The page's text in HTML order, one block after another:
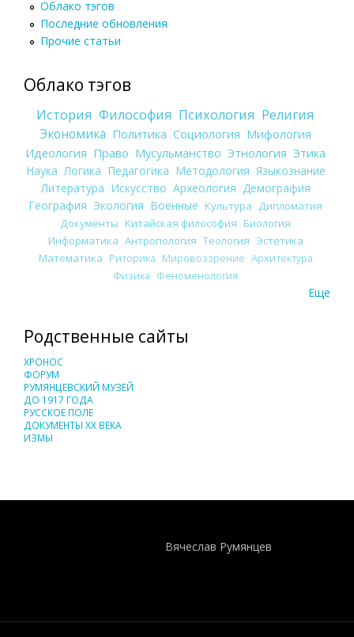
Облако тэгов
Последние обновления
Прочие статьи
Облако тэгов
История Философия Психология Религия
Экономика Политика Социология Мифология
Идеология Право Мусульманство Этнология Этика
Наука Логика Педагогика Методология Языкознание
Литература Искусство Археология Демография
География Экология Военные Культура
Дипломатия
Документы Китайская философия Биология
Информатика Антропология Теология Эстетика
Математика Риторика Мировоззрение Архитектура
Физика Феноменология
Еще
Родственные сайты
ХРОНОС
ФОРУМ
РУМЯНЦЕВСКИЙ МУЗЕЙ
ДО 1917 ГОДА
РУССКОЕ ПОЛЕ
ДОКУМЕНТЫ XX ВЕКА
ИЗМЫ
Вячеслав Румянцев